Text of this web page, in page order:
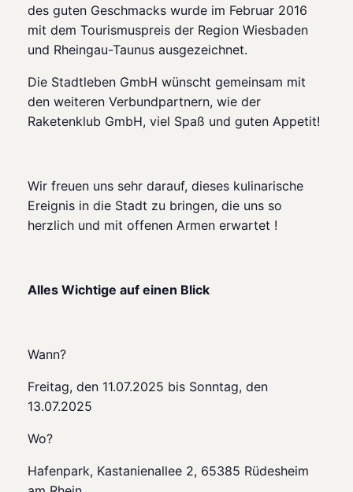
des guten Geschmacks wurde im Februar 2016
mit dem Tourismuspreis der Region Wiesbaden
und Rheingau-Taunus ausgezeichnet.
Die Stadtleben GmbH wünscht gemeinsam mit
den weiteren Verbundpartnern, wie der
Raketenklub GmbH, viel Spaß und guten Appetit!
Wir freuen uns sehr darauf, dieses kulinarische
Ereignis in die Stadt zu bringen, die uns so
herzlich und mit offenen Armen erwartet !
Alles Wichtige auf einen Blick
Wann?
Freitag, den 11.07.2025 bis Sonntag, den
13.07.2025
Wo?
Hafenpark, Kastanienallee 2, 65385 Rüdesheim